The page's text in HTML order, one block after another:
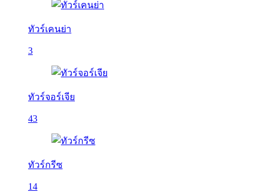
ทัวร์เคนย่า
3
ทัวร์จอร์เจีย
43
ทัวร์กรีซ
14